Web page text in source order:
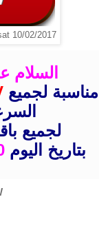
10/02/2017
السلام
مناسبة لجميع
لجميع
بتاريخ اليوم